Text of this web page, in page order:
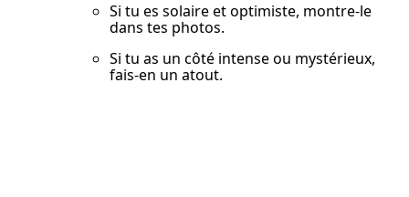
Si tu es solaire et optimiste, montre-le
dans tes photos.
Si tu as un côté intense ou mystérieux,
fais-en un atout.